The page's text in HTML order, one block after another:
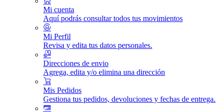
Mi cuenta
Aquí podrás consultar todos tus movimientos
Mi Perfil
Revisa y edita tus datos personales.
Direcciones de envio
Agrega, edita y/o elimina una dirección
Mis Pedidos
Gestiona tus pedidos, devoluciones y fechas de entrega.